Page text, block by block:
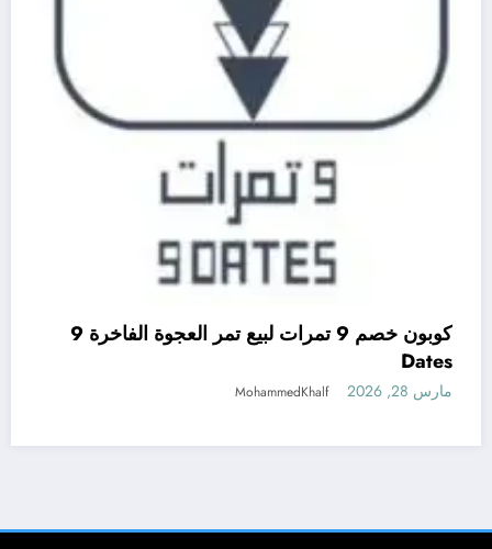
كوبون خصم 9 تمرات لبيع تمر العجوة الفاخرة 9
Dates
مارس 28, 2026 MohammedKhalf